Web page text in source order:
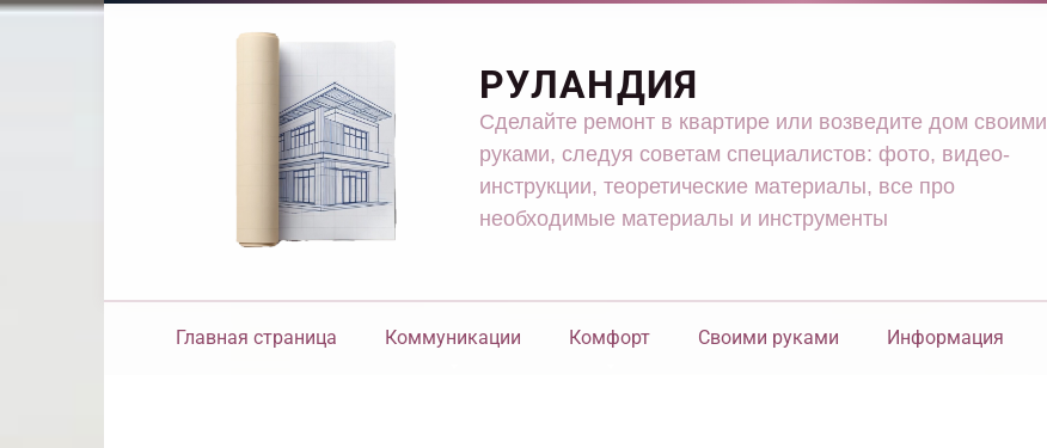
Перейти
РУЛАНДИЯ
Сделайте ремонт в квартире или возведите дом своими
руками, следуя советам специалистов: фото, видео-
инструкции, теоретические материалы, все про
необходимые материалы и инструменты
Главная страница Коммуникации Комфорт Своими руками Информация